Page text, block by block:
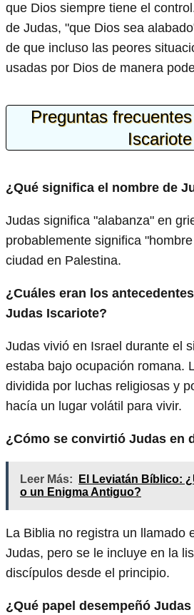
que Dios siempre tiene el
de Judas, "que Dios sea
de que incluso las peores
usadas por Dios de manera
Preguntas
Iscariote
¿Qué significa el nombre de
Judas significa "alabanza" en
probablemente significa
ciudad en Palestina.
¿Cuáles eran los
Judas Iscariote?
Judas vivió en Israel durante el
estaba bajo ocupación romana.
dividida por luchas religiosas y
hacía un lugar volátil para vivir.
¿Cómo se convirtió Judas en
Leer Más:
El Leviatán Bíblico:
o un Enigma Antiguo?
La Biblia no registra un llamado
Judas, pero se le incluye en la
discípulos desde el principio.
¿Qué papel desempeñó